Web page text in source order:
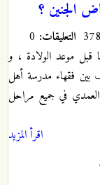
الجنين ؟
التعليقات:
قبل موعد الولادة ، و
بين فقهاء مدرسة أهل
في جميع مراحل
اقرأ المزيد